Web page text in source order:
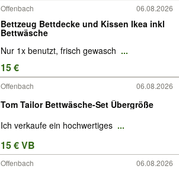
Offenbach 06.08.2026
Bettzeug Bettdecke und Kissen Ikea inkl
Bettwäsche
Nur 1x benutzt, frisch gewasch ...
15 €
Offenbach 06.08.2026
Tom Tailor Bettwäsche-Set Übergröße
Ich verkaufe ein hochwertiges ...
15 € VB
Offenbach 06.08.2026